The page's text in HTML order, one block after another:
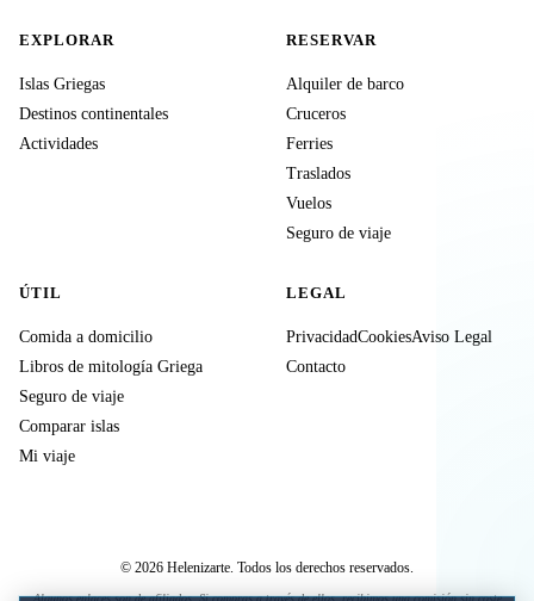
EXPLORAR
Islas Griegas
Destinos continentales
Actividades
RESERVAR
Alquiler de barco
Cruceros
Ferries
Traslados
Vuelos
Seguro de viaje
ÚTIL
Comida a domicilio
Libros de mitología Griega
Seguro de viaje
Comparar islas
Mi viaje
LEGAL
PrivacidadCookiesAviso Legal
Contacto
© 2026 Helenizarte. Todos los derechos reservados.
Algunos enlaces son de afiliados. Si compras a través de ellos, recibimos una comisión sin coste